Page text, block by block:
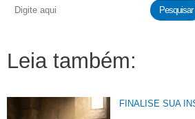
Pesquisar
Leia também:
FINALISE SUA